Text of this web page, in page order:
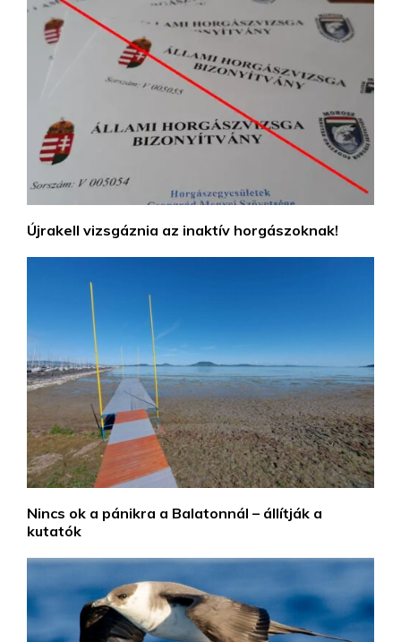
Újrakell vizsgáznia az inaktív horgászoknak!
Nincs ok a pánikra a Balatonnál – állítják a
kutatók